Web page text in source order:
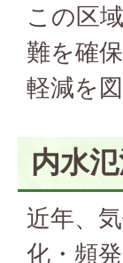
この区
難を確
軽減を
内水
近年、
化・頻